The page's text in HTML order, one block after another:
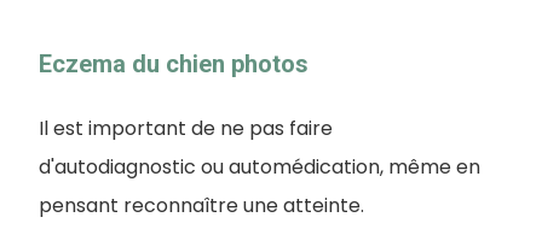
Eczema du chien photos
Il est important de ne pas faire
d'autodiagnostic ou automédication, même en
pensant reconnaître une atteinte.